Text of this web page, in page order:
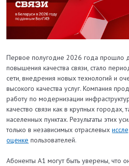
Первое полугодие 2026 года прошло
повышения качества связи, стало
сети, внедрения новых технологий и
высокого качества услуг. Компания
работу по модернизации
качество связи как в крупных городах,
населенных пунктах. Результаты этих
только в независимых отраслевых
оценке пользователей.
Абоненты А1 могут быть уверены, что